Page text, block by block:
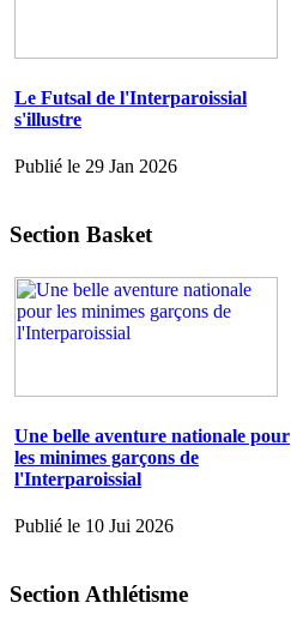
Le Futsal de l'Interparoissial
s'illustre
Publié le 29 Jan 2026
Section Basket
Une belle aventure nationale pour
les minimes garçons de
l'Interparoissial
Publié le 10 Jui 2026
Section Athlétisme